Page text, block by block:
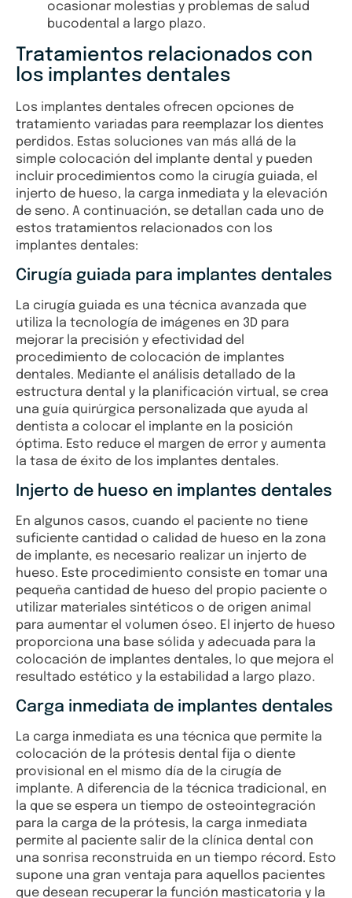
ocasionar molestias y problemas de salud
bucodental a largo plazo.
Tratamientos relacionados con
los implantes dentales
Los implantes dentales ofrecen opciones de
tratamiento variadas para reemplazar los dientes
perdidos. Estas soluciones van más allá de la
simple colocación del implante dental y pueden
incluir procedimientos como la cirugía guiada, el
injerto de hueso, la carga inmediata y la elevación
de seno. A continuación, se detallan cada uno de
estos tratamientos relacionados con los
implantes dentales:
Cirugía guiada para implantes dentales
La cirugía guiada es una técnica avanzada que
utiliza la tecnología de imágenes en 3D para
mejorar la precisión y efectividad del
procedimiento de colocación de implantes
dentales. Mediante el análisis detallado de la
estructura dental y la planificación virtual, se crea
una guía quirúrgica personalizada que ayuda al
dentista a colocar el implante en la posición
óptima. Esto reduce el margen de error y aumenta
la tasa de éxito de los implantes dentales.
Injerto de hueso en implantes dentales
En algunos casos, cuando el paciente no tiene
suficiente cantidad o calidad de hueso en la zona
de implante, es necesario realizar un injerto de
hueso. Este procedimiento consiste en tomar una
pequeña cantidad de hueso del propio paciente o
utilizar materiales sintéticos o de origen animal
para aumentar el volumen óseo. El injerto de hueso
proporciona una base sólida y adecuada para la
colocación de implantes dentales, lo que mejora el
resultado estético y la estabilidad a largo plazo.
Carga inmediata de implantes dentales
La carga inmediata es una técnica que permite la
colocación de la prótesis dental fija o diente
provisional en el mismo día de la cirugía de
implante. A diferencia de la técnica tradicional, en
la que se espera un tiempo de osteointegración
para la carga de la prótesis, la carga inmediata
permite al paciente salir de la clínica dental con
una sonrisa reconstruida en un tiempo récord. Esto
supone una gran ventaja para aquellos pacientes
que desean recuperar la función masticatoria y la